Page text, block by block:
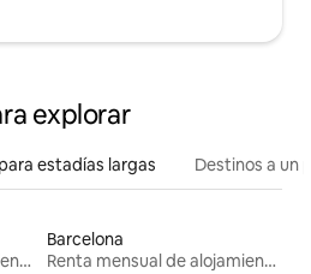
explorar
estadías largas Destinos a un
Renta mensual de alojamientos
Barcelona
Renta mensual de alojamientos